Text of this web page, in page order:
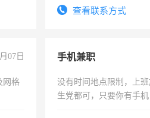
务，财务咨询等业务。欲
查看联系方式
07日
网格
手机兼职
没有时间地点限制，上
生党都可，只要你有手